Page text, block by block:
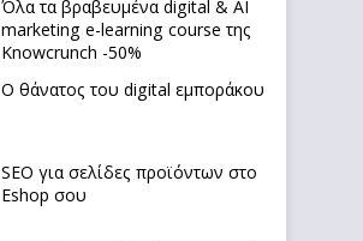
Όλα τα βραβευμένα digital & AI
marketing e-learning course της
Knowcrunch -50%
Ο θάνατος του digital εμποράκου
SEO για σελίδες προϊόντων στο
Eshop σου